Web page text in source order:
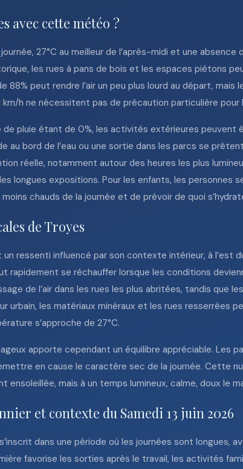
avec cette météo ?
27°C au meilleur de l’après-midi et une
les rues à pans de bois et les espaces piétons
88% peut rendre l’air un peu plus lourd au départ,
km/h ne nécessitent pas de précaution particulière
de pluie étant de 0%, les activités extérieures peuvent
au bord de l’eau ou une sortie dans les parcs se
réelle, notamment autour des heures les plus
longues expositions. Pour les enfants, les personnes
chauds de la journée et de prévoir de quoi
de Troyes
ressenti influencé par son contexte intérieur, à l’est
rapidement se réchauffer lorsque les conditions
de l’air dans les rues les plus abritées, tandis que
urbain, les matériaux minéraux et les rues resserrées
s’approche de 27°C.
apporte cependant un équilibre appréciable. Les
en cause le caractère sec de la journée. Cette
ensoleillée, mais à un temps lumineux, calme, doux le
et contexte du Samedi 13 juin 2026
dans une période où les journées sont longues,
favorise les sorties après le travail, les activités